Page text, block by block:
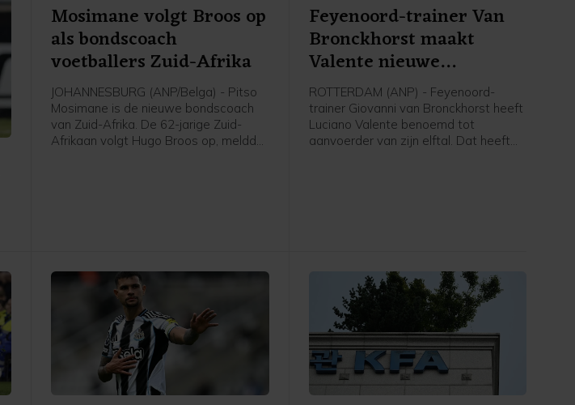
Mosimane volgt Broos op
als bondscoach
voetballers Zuid-Afrika
JOHANNESBURG (ANP/Belga) - Pitso
Mosimane is de nieuwe bondscoach
van Zuid-Afrika. De 62-jarige Zuid-
Afrikaan volgt Hugo Broos op, meldde
Feyenoord-trainer Van
Bronckhorst maakt
Valente nieuwe
aanvoerder
ROTTERDAM (ANP) - Feyenoord-
trainer Giovanni van Bronckhorst heeft
Luciano Valente benoemd tot
aanvoerder van zijn elftal. Dat heeft